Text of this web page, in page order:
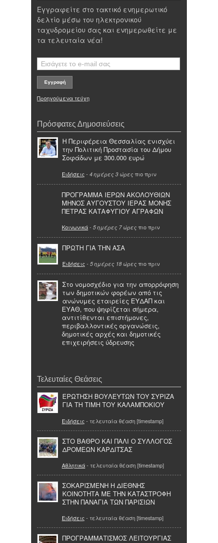
Εγγραφείτε στο τακτικό ενημερωτικό
δελτίο μέσω του ηλεκτρονικού
ταχυδρομείου σας και ενημερωθείτε με
τα τελευταία νέα!
Προηγούμενα τεύχη
Πρόσφατες Δημοσιεύσεις
Η Περιφέρεια Θεσσαλίας ενισχύει
την Πολιτική Προστασία του Δήμου
Σοφάδων με 300.000 ευρώ
Ειδήσεις - 4 ημέρες 3 ώρες πιο πριν
ΠΡΟΓΡΑΜΜΑ ΙΕΡΩΝ ΑΚΟΛΟΥΘΙΩΝ
ΜΗΝΟΣ ΑΥΓΟΥΣΤΟΥ ΙΕΡΑΣ ΜΟΝΗΣ
ΠΕΤΡΑΣ ΚΑΤΑΦΥΓΙΟΥ ΑΓΡΑΦΩΝ
Κοινωνικά- 5 ημέρες 7 ώρες πιο πριν
ΠΡΩΤΗ ΓΙΑ ΤΗΝ ΑΣΑ
Ειδήσεις - 5 ημέρες 18 ώρες πιο πριν
Στο νομοσχέδιο για την απορρόφηση
των δημοτικών φορέων από τις
ανώνυμες εταιρείες ΕΥΔΑΠ και
ΕΥΑΘ, που ψηφίζεται σήμερα,
αντιτίθενται επιστήμονες,
περιβαλλοντικές οργανώσεις,
δημοτικές αρχές και δημοτικές
επιχειρήσεις ύδρευσης
Τελευταίες Θεάσεις
ΕΡΩΤΗΣΗ ΒΟΥΛΕΥΤΩΝ ΤΟΥ ΣΥΡΙΖΑ
ΓΙΑ ΤΗ ΤΙΜΗ ΤΟΥ ΚΑΛΑΜΠΟΚΙΟΥ
Ειδήσεις - τελευταία θέαση [timestamp]
ΣΤΟ ΒΑΘΡΟ ΚΑΙ ΠΑΛΙ Ο ΣΥΛΛΟΓΟΣ
ΔΡΟΜΕΩΝ ΚΑΡΔΙΤΣΑΣ
Αθλητικά- τελευταία θέαση [timestamp]
ΣΟΚΑΡΙΣΜΕΝΗ Η ΔΙΕΘΝΗΣ
ΚΟΙΝΟΤΗΤΑ ΜΕ ΤΗΝ ΚΑΤΑΣΤΡΟΦΗ
ΣΤΗΝ ΠΑΝΑΓΙΑ ΤΩΝ ΠΑΡΙΣΙΩΝ
Ειδήσεις - τελευταία θέαση [timestamp]
ΠΡΟΓΡΑΜΜΑΤΙΣΜΟΣ ΛΕΙΤΟΥΡΓΙΑΣ